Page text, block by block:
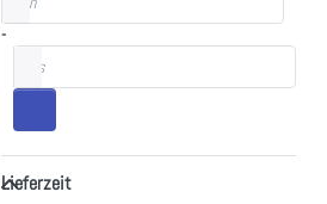
-
Lieferzeit
Lieferzeit